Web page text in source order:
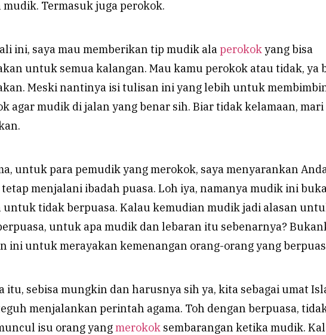
Termasuk juga perokok.
ini, saya mau memberikan tip mudik ala perokokyang bisa
untuk semua kalangan. Mau kamu perokok atau tidak, ya
Meski nantinya isi tulisan ini yang lebih untuk
agar mudik di jalan yang benar sih. Biar tidak kelamaan,
untuk para pemudik yang merokok, saya menyarankan
menjalani ibadah puasa. Loh iya, namanya mudik ini
untuk tidak berpuasa. Kalau kemudian mudik jadi alasan
untuk apa mudik dan lebaran itu sebenarnya?
ini untuk merayakan kemenangan orang-orang yang
itu, sebisa mungkin dan harusnya sih ya, kita sebagai umat
menjalankan perintah agama. Toh dengan berpuasa,
isu orang yangmerokok sembarangan ketika mudik.